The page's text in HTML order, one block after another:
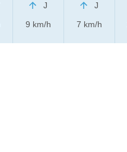
J
9 km/h
J
7 km/h